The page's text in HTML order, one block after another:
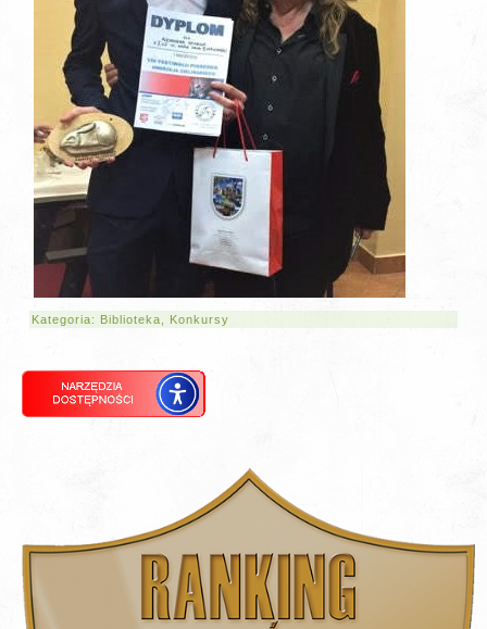
Kategoria: Biblioteka Konkursy